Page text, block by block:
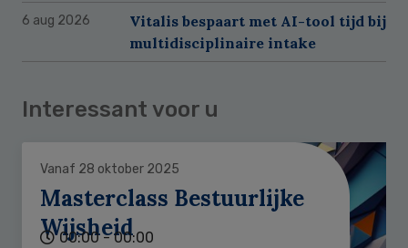
6 aug 2026
Vitalis bespaart met AI-tool tijd bij
multidisciplinaire intake
Interessant voor u
Vanaf 28 oktober 2025
Masterclass Bestuurlijke
Wijsheid
00:00 - 00:00